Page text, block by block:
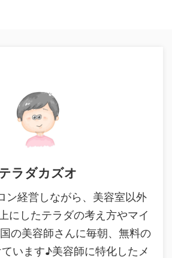
ラダカズオ
ン経営しながら、美容室以外
にしたテラダの考え方やマイ
の美容師さんに毎朝、無料の
います♪美容師に特化したメ